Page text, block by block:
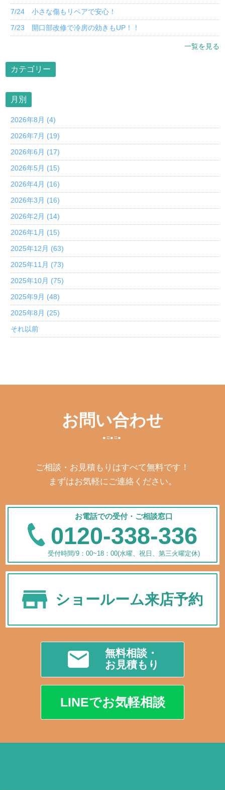
7/24 小さな傷もリペアで安心！
7/23 開口部改修で冷房の効きもUP！！
一覧を見る
カテゴリー
月別
2026年8月 (4)
2026年7月 (19)
2026年6月 (17)
2026年5月 (15)
2026年4月 (16)
2026年3月 (16)
2026年2月 (14)
2026年1月 (15)
2025年12月 (63)
2025年11月 (73)
2025年10月 (75)
2025年9月 (48)
2025年8月 (25)
それ以前
お問い合わせ
ご相談・お見積もりはすべて無料です！
まずはお気軽にご連絡ください。
お電話での受付・ご相談窓口
0120-338-336
受付時間/9：00~18：00(水曜、祝日、第三火曜定休)
ショールーム来店予約
無料相談・
お見積もり
LINEでお気軽相談